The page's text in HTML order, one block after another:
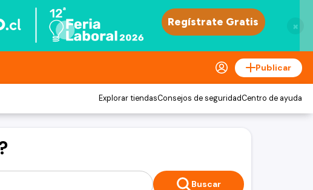
×
Publicar
Explorar tiendasConsejos de seguridadCentro de ayuda
Buscar